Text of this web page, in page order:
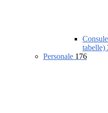
tabelle)
Personale 176